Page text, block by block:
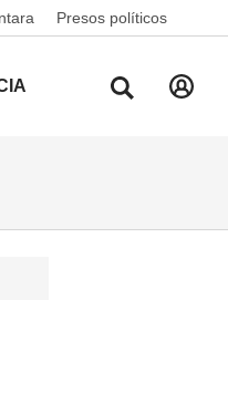
Presos políticos